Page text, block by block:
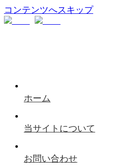
コンテンツへスキップ
ホーム
当サイトについて
お問い合わせ